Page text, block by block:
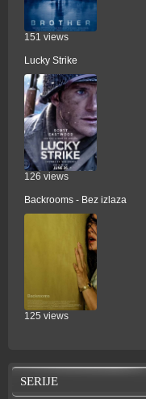
151 views
Lucky Strike
126 views
Backrooms - Bez izlaza
125 views
SERIJE